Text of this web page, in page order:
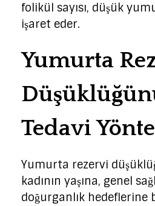
folikül sayısı, düşük
işaret eder.
Yumurta
Tedavi
Yumurta rezervi
kadının yaşına, genel
doğurganlık hedeflerine